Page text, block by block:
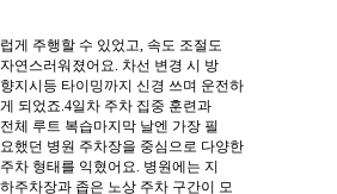
럽게 주행할 수 있었고, 속도 조절도
자연스러워졌어요. 차선 변경 시 방
향지시등 타이밍까지 신경 쓰며 운전하
게 되었죠.4일차 주차 집중 훈련과
전체 루트 복습마지막 날엔 가장 필
요했던 병원 주차장을 중심으로 다양한
주차 형태를 익혔어요. 병원에는 지
하주차장과 좁은 노상 주차 구간이 모